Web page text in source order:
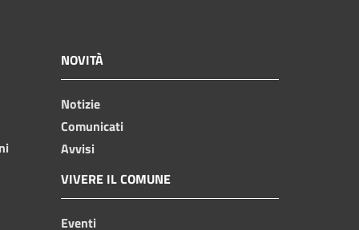
NOVITÀ
Notizie
Comunicati
Avvisi
VIVERE IL COMUNE
Eventi